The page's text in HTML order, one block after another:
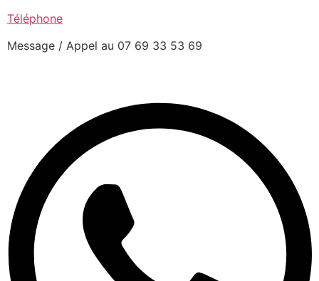
Téléphone
Message / Appel au 07 69 33 53 69